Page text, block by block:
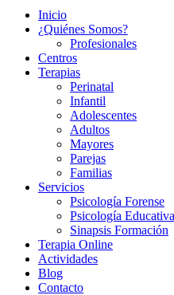
Inicio
¿Quiénes Somos?
Profesionales
Centros
Terapias
Perinatal
Infantil
Adolescentes
Adultos
Mayores
Parejas
Familias
Servicios
Psicología Forense
Psicología Educativa
Sinapsis Formación
Terapia Online
Actividades
Blog
Contacto